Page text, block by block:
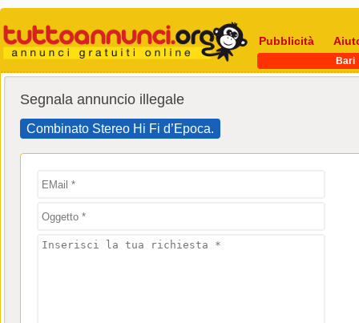
Pubblicità
Bari
Segnala annuncio illegale
Combinato Stereo Hi Fi d’Epoca.